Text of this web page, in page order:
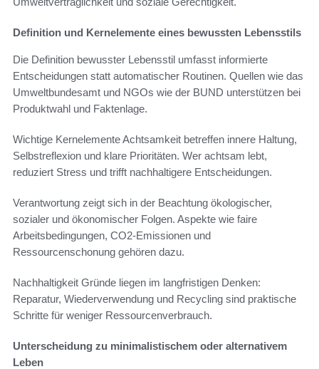
Definition und Kernelemente eines bewussten Lebensstils
Die Definition bewusster Lebensstil umfasst informierte
Entscheidungen statt automatischer Routinen. Quellen wie das
Umweltbundesamt und NGOs wie der BUND unterstützen bei
Produktwahl und Faktenlage.
Wichtige Kernelemente Achtsamkeit betreffen innere Haltung,
Selbstreflexion und klare Prioritäten. Wer achtsam lebt,
reduziert Stress und trifft nachhaltigere Entscheidungen.
Verantwortung zeigt sich in der Beachtung ökologischer,
sozialer und ökonomischer Folgen. Aspekte wie faire
Arbeitsbedingungen, CO2-Emissionen und
Ressourcenschonung gehören dazu.
Nachhaltigkeit Gründe liegen im langfristigen Denken:
Reparatur, Wiederverwendung und Recycling sind praktische
Schritte für weniger Ressourcenverbrauch.
Unterscheidung zu minimalistischem oder alternativem
Leben